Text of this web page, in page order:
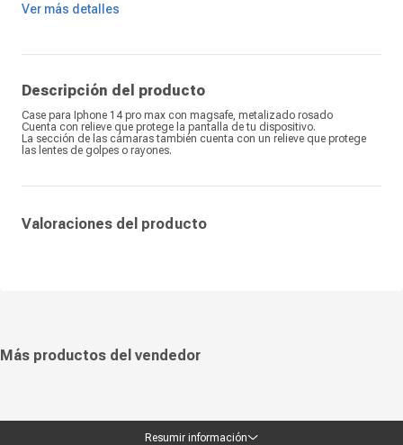
¿Qué incluye en la caja?:
Ver más detalles
Descripción del producto
Case para Iphone 14 pro max con magsafe, metalizado rosado
Cuenta con relieve que protege la pantalla de tu dispositivo.
La sección de las cámaras también cuenta con un relieve que protege
las lentes de golpes o rayones.
Valoraciones del producto
Más productos del vendedor
Resumir información